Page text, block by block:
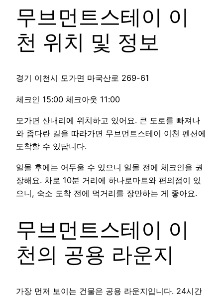
무브먼트스테이 이
천 위치 및 정보
경기 이천시 모가면 마국산로 269-61
체크인 15:00 체크아웃 11:00
모가면 산내리에 위치하고 있어요. 큰 도로를 빠져나
와 좁다란 길을 따라가면 무브먼트스테이 이천 펜션에
도착할 수 있답니다.
일몰 후에는 어두울 수 있으니 일몰 전에 체크인을 권
장해요. 차로 10분 거리에 하나로마트와 편의점이 있
으니, 숙소 도착 전에 먹거리를 장만하는 게 좋아요.
무브먼트스테이 이
천의 공용 라운지
가장 먼저 보이는 건물은 공용 라운지입니다. 24시간